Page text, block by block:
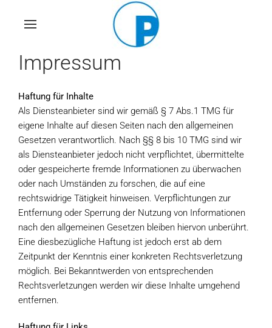
Skip
main
content
Impressum
Haftung für Inhalte
Als Diensteanbieter sind wir gemäß § 7 Abs.1 TMG für
eigene Inhalte auf diesen Seiten nach den allgemeinen
Gesetzen verantwortlich. Nach §§ 8 bis 10 TMG sind wir
als Diensteanbieter jedoch nicht verpflichtet, übermittelte
oder gespeicherte fremde Informationen zu überwachen
oder nach Umständen zu forschen, die auf eine
rechtswidrige Tätigkeit hinweisen. Verpflichtungen zur
Entfernung oder Sperrung der Nutzung von Informationen
nach den allgemeinen Gesetzen bleiben hiervon unberührt.
Eine diesbezügliche Haftung ist jedoch erst ab dem
Zeitpunkt der Kenntnis einer konkreten Rechtsverletzung
möglich. Bei Bekanntwerden von entsprechenden
Rechtsverletzungen werden wir diese Inhalte umgehend
entfernen.